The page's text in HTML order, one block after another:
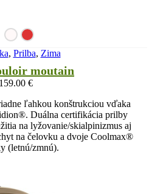
, Prilba, Zima
moutain
159.00 €
ľahkou konštrukciou vďaka
Duálna certifikácia prilby
na lyžovanie/skialpinizmus aj
na čelovku a dvoje Coolmax®
(letnú/zmnú).